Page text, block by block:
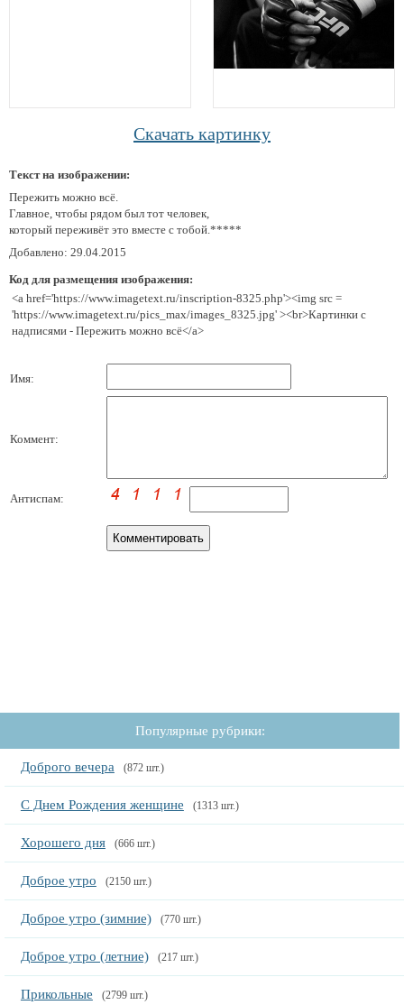
Скачать картинку
Текст на изображении:
Пережить можно всё.
Главное, чтобы рядом был тот человек,
который переживёт это вместе с тобой.*****
Добавлено: 29.04.2015
Код для размещения изображения:
<a href='https://www.imagetext.ru/inscription-8325.php'><img src =
'https://www.imagetext.ru/pics_max/images_8325.jpg' ><br>Картинки с
надписями - Пережить можно всё</a>
Имя:
Коммент:
Антиспам:
Популярные рубрики:
Доброго вечера (872 шт.)
С Днем Рождения женщине (1313 шт.)
Хорошего дня (666 шт.)
Доброе утро (2150 шт.)
Доброе утро (зимние) (770 шт.)
Доброе утро (летние) (217 шт.)
Прикольные (2799 шт.)